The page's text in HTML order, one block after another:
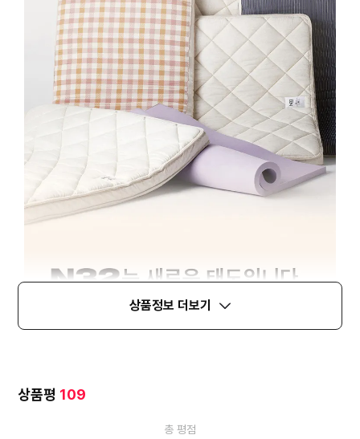
상품정보 더보기
상품평 109
총 평점